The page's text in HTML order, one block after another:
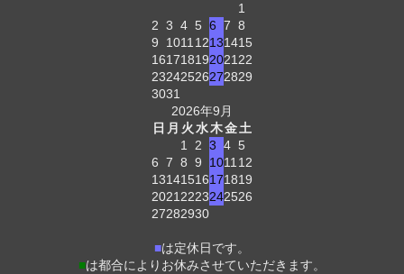
1
2 3 4 5 6 7 8
9
1011 12131415
161718192021 22
23242526272829
3031
2026年9月
日 月 火水木金土
1
2 3 4 5
6 7 8 9 1011 12
13141516171819
2021 2223242526
27282930
■は定休日です。
■は都合によりお休みさせていただきます。